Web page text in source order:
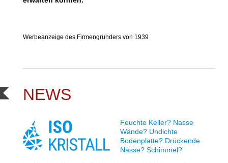
Werbeanzeige des Firmengründers von 1939
NEWS
Feuchte Keller? Nasse
Wände? Undichte
Bodenplatte? Drückende
Nässe? Schimmel?